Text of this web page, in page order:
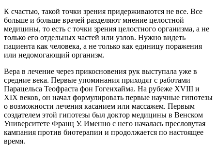
К счастью, такой точки зрения придерживаются не все. Все
больше и больше врачей разделяют мнение целостной
медицины, то есть с точки зрения целостного организма, а не
только его отдельных частей или узлов. Нужно видеть
пациента как человека, а не только как единицу поражения
или недомогающий организм.
Вера в лечение через прикосновения рук выступала уже в
средние века. Первые упоминания приходят с работами
Парацельса Теофраста фон Гогенхайма. На рубеже XVIII и
XIX веков, он начал формулировать первые научные гипотезы
о возможности лечения касанием или массажем. Первым
создателем этой гипотезы был доктор медицины в Венском
Университете Франц У. Именно с него началась пресловутая
кампания против биотерапии и продолжается по настоящее
время.